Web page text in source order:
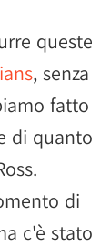
queste
, senza
fatto
di quanto
di
c'è stato